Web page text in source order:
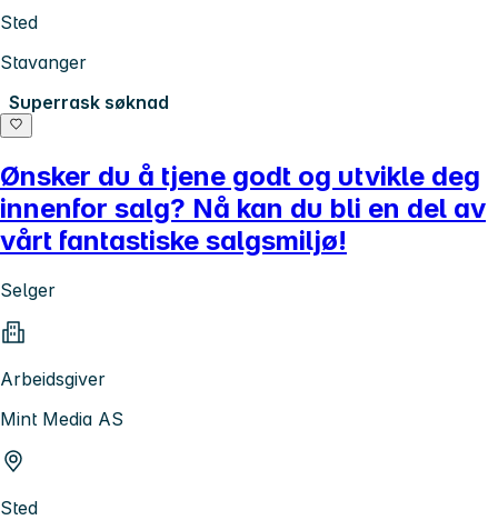
Sted
Stavanger
Superrask søknad
Ønsker du å tjene godt og utvikle deg
innenfor salg? Nå kan du bli en del av
vårt fantastiske salgsmiljø!
Selger
Arbeidsgiver
Mint Media AS
Sted